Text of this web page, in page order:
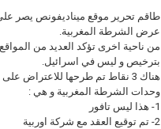
عرض الشرطة المغربية.
من ناحية اخرى تؤكد العديد من
بترخيص و ليس في اسرائيل.
هناك 3 نقاط تم طرحها
وحدات الشرطة المغربية و هي :
1- هذا ليس تافور
2- تم توقيع العقد مع شركة اوربية